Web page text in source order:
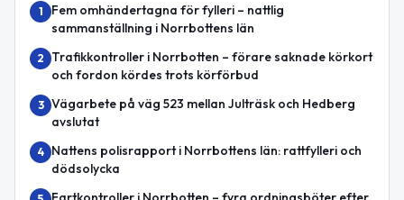
1
Fem omhändertagna för fylleri – nattlig
sammanställning i Norrbottens län
2
Trafikkontroller i Norrbotten – förare saknade körkort
och fordon kördes trots körförbud
3 Vägarbete på väg 523 mellan Julträsk och Hedberg
avslutat
4
Nattens polisrapport i Norrbottens län: rattfylleri och
dödsolycka